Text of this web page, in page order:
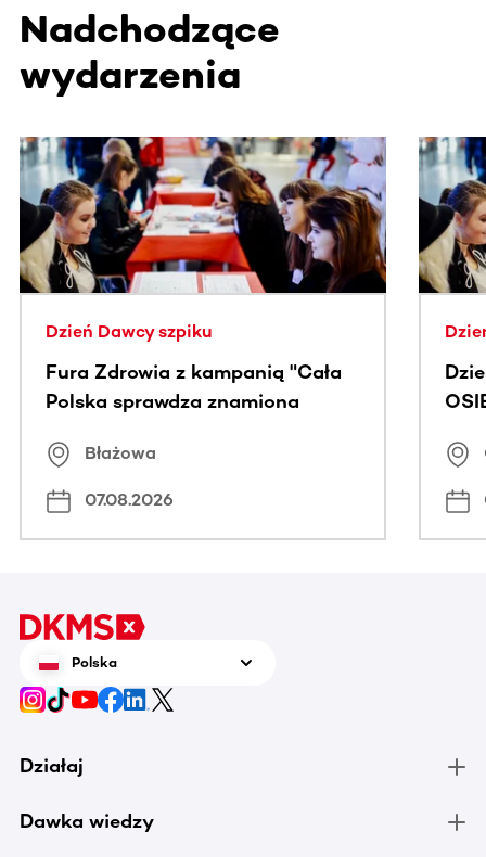
Nadchodzące
wydarzenia
Ta sekcja zawiera treści przewijane w poziomie. Użyj
Dzień Dawcy szpiku
Fura Zdrowia z kampanią "Cała
Polska sprawdza znamiona
Błażowa
07.08.2026
Polska
Działaj
Dawka wiedzy